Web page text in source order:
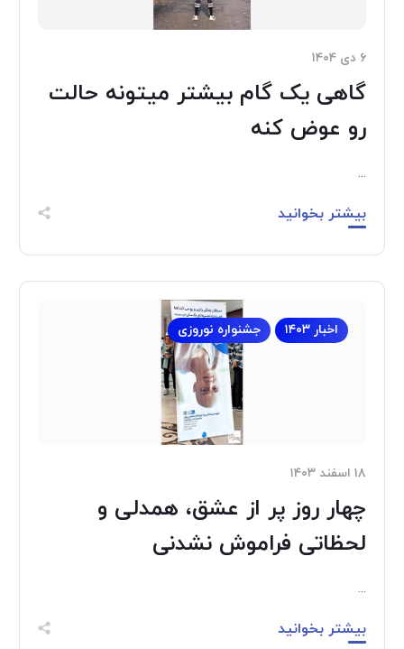
۶ دی ۱۴۰۴
گاهی یک گام بیشتر میتونه حالت
رو عوض کنه
...
بیشتر بخوانید
اخبار ۱۴۰۳ جشنواره نوروزی
۱۸ اسفند ۱۴۰۳
چهار روز پر از عشق، همدلی و
لحظاتی فراموش نشدنی
...
بیشتر بخوانید